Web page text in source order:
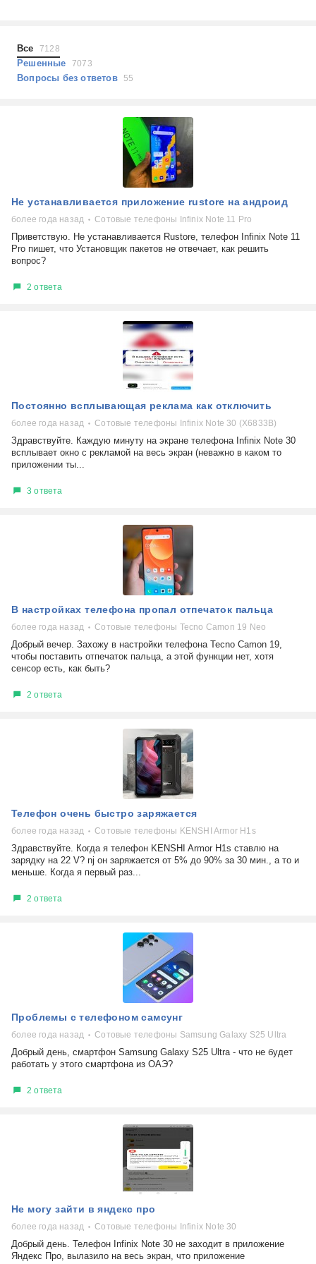
Наушники
Выберите...
не включается
самопроизвольное выключение
самостоятельный ремонт
выдает ошибку
плохо работает
решение проблемы
Все 7128
Решенные 7073
Вопросы без ответов55
Не устанавливается приложение rustore на андроид
более года назад Сотовые телефоны Infinix Note 11 Pro
Приветствую. Не устанавливается Rustore, телефон Infinix Note 11
Pro пишет, что Установщик пакетов не отвечает, как решить
вопрос?
2 ответа
Постоянно всплывающая реклама как отключить
более года назад Сотовые телефоны Infinix Note 30 (X6833B)
Здравствуйте. Каждую минуту на экране телефона Infinix Note 30
всплывает окно с рекламой на весь экран (неважно в каком то
приложении ты...
3 ответа
В настройках телефона пропал отпечаток пальца
более года назад Сотовые телефоны Tecno Camon 19 Neo
Добрый вечер. Захожу в настройки телефона Tecno Camon 19,
чтобы поставить отпечаток пальца, а этой функции нет, хотя
сенсор есть, как быть?
2 ответа
Телефон очень быстро заряжается
более года назад Сотовые телефоны KENSHI Armor H1s
Здравствуйте. Когда я телефон KENSHI Armor H1s ставлю на
зарядку на 22 V? nj он заряжается от 5% до 90% за 30 мин., а то и
меньше. Когда я первый раз...
2 ответа
Проблемы с телефоном самсунг
более года назад Сотовые телефоны Samsung Galaxy S25 Ultra
Добрый день, смартфон Samsung Galaxy S25 Ultra - что не будет
работать у этого смартфона из ОАЭ?
2 ответа
Не могу зайти в яндекс про
более года назад Сотовые телефоны Infinix Note 30
Добрый день. Телефон Infinix Note 30 не заходит в приложение
Яндекс Про, вылазило на весь экран, что приложение